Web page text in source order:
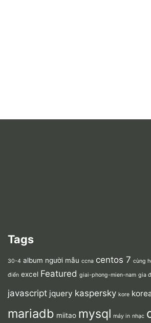
Tags
30-4 album người mẫu ccna centos 7 cùng
điển excel Featured giai-phong-mien-nam gia
javascript jquery kaspersky kore
mariadb miitao mysql máy in nhạc